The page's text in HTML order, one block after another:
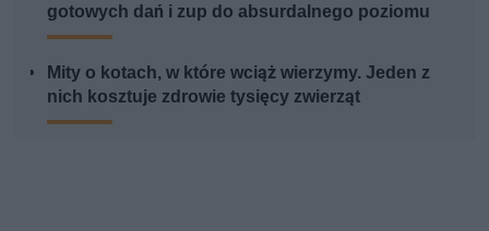
gotowych dań i zup do absurdalnego poziomu
Mity o kotach, w które wciąż wierzymy. Jeden z
nich kosztuje zdrowie tysięcy zwierząt